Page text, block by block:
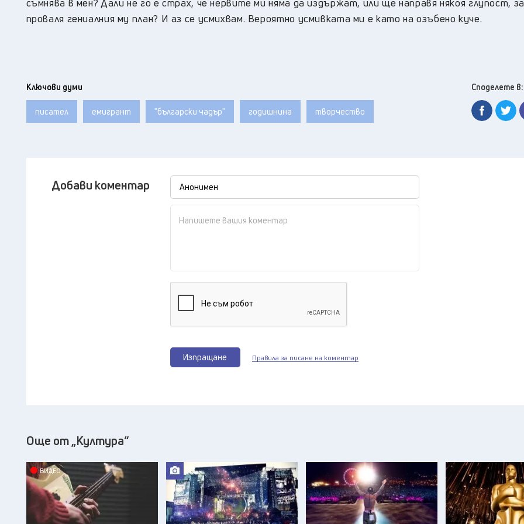
съмнява в мен? Дали не го е страх, че нервите ми няма да издържат, или ще направя някоя глупост,
проваля гениалния му план? И аз се усмихвам. Вероятно усмивката ми е като на озъбено куче.
Ключови думи
писател емигрант "български чадър" годишнина творчество
Споделете в:
Добави коментар
Изпращане Правила за писане на коментар
Още от „Култура“
ВИДЕО